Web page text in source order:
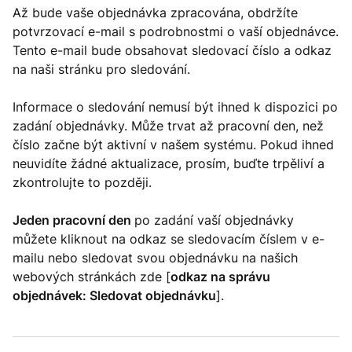
Až bude vaše objednávka zpracována, obdržíte
potvrzovací e-mail s podrobnostmi o vaší objednávce.
Tento e-mail bude obsahovat sledovací číslo a odkaz
na naši stránku pro sledování.
Informace o sledování nemusí být ihned k dispozici po
zadání objednávky. Může trvat až pracovní den, než
číslo začne být aktivní v našem systému. Pokud ihned
neuvidíte žádné aktualizace, prosím, buďte trpěliví a
zkontrolujte to později.
Jeden pracovní den po zadání vaší objednávky
můžete kliknout na odkaz se sledovacím číslem v e-
mailu nebo sledovat svou objednávku na našich
webových stránkách zde [odkaz na správu
objednávek: Sledovat objednávku].